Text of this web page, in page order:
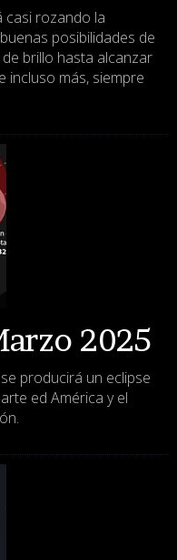
casi rozando la
posibilidades de
brillo hasta alcanzar
incluso más, siempre
2025
producirá un eclipse
ed América y el